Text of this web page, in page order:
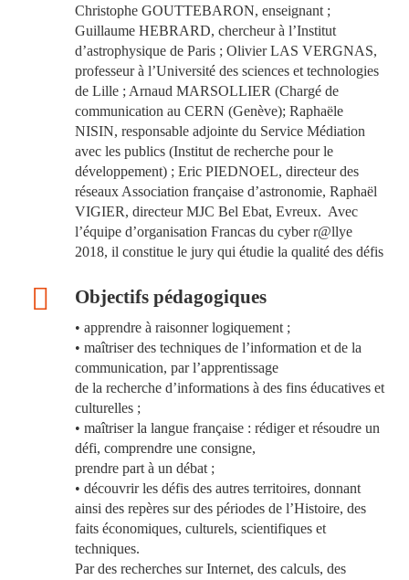
Christophe GOUTTEBARON, enseignant ;
Guillaume HEBRARD, chercheur à l’Institut
d’astrophysique de Paris ; Olivier LAS VERGNAS,
professeur à l’Université des sciences et technologies
de Lille ; Arnaud MARSOLLIER (Chargé de
communication au CERN (Genève); Raphaële
NISIN, responsable adjointe du Service Médiation
avec les publics (Institut de recherche pour le
développement) ; Eric PIEDNOEL, directeur des
réseaux Association française d’astronomie, Raphaël
VIGIER, directeur MJC Bel Ebat, Evreux. Avec
l’équipe d’organisation Francas du cyber r@llye
2018, il constitue le jury qui étudie la qualité des défis
Objectifs pédagogiques
• apprendre à raisonner logiquement ;
• maîtriser des techniques de l’information et de la
communication, par l’apprentissage
de la recherche d’informations à des fins éducatives et
culturelles ;
• maîtriser la langue française : rédiger et résoudre un
défi, comprendre une consigne,
prendre part à un débat ;
• découvrir les défis des autres territoires, donnant
ainsi des repères sur des périodes de l’Histoire, des
faits économiques, culturels, scientifiques et
techniques.
Par des recherches sur Internet, des calculs, des